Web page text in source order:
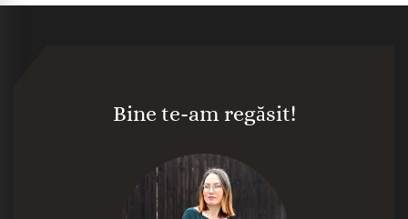
Bine te-am regăsit!